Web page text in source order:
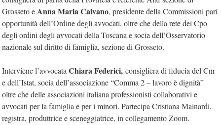
Grosseto eAnna Maria Caivano, presidente della Commissioni pari
opportunità dell’Ordine degli avvocati, oltre che della rete dei Cpo
degli ordini degli avvocati della Toscana e socia dell’Osservatorio
nazionale sul diritto di famiglia, sezione di Grosseto.
Interviene l’avvocata Chiara Federici, consigliera di fiducia del Cnr
e dell’Istat, socia dell’associazione “Comma 2 – lavoro è dignità”
oltre che delle associazioni italiana professionisti collaborativi e
avvocati per la famiglia e per i minori. Partecipa Cristiana Mainardi,
registra, produttrice e sceneggiatrice, in collegamento Zoom.